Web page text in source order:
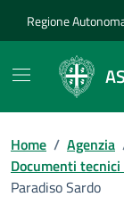
Regione
Home / Agenzia
Documenti
Paradiso Sardo